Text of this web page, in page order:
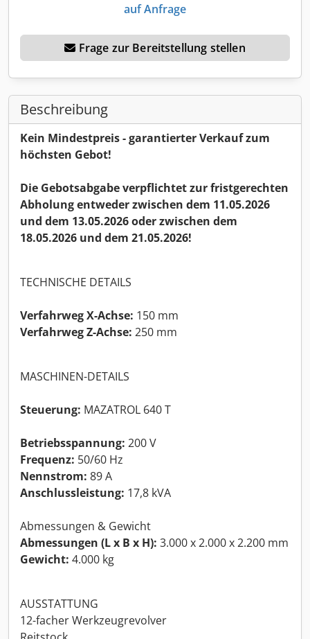
auf Anfrage
Frage zur Bereitstellung stellen
Beschreibung
Kein Mindestpreis - garantierter Verkauf zum
höchsten Gebot!
Die Gebotsabgabe verpflichtet zur fristgerechten
Abholung entweder zwischen dem 11.05.2026
und dem 13.05.2026 oder zwischen dem
18.05.2026 und dem 21.05.2026!
TECHNISCHE DETAILS
Verfahrweg X-Achse: 150 mm
Verfahrweg Z-Achse: 250 mm
MASCHINEN-DETAILS
Steuerung: MAZATROL 640 T
Betriebsspannung: 200 V
Frequenz: 50/60 Hz
Nennstrom: 89 A
Anschlussleistung: 17,8 kVA
Abmessungen & Gewicht
Abmessungen (L x B x H): 3.000 x 2.000 x 2.200 mm
Gewicht: 4.000 kg
AUSSTATTUNG
12-facher Werkzeugrevolver